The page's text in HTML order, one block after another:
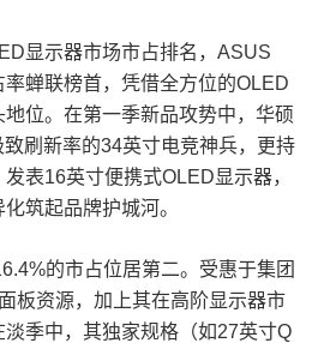
显示器市场市占排名，ASUS
率蝉联榜首，凭借全方位的OLED
位。在第一季新品攻势中，华硕
刷新率的34英寸电竞神兵，更持
表16英寸便携式OLED显示器，
筑起品牌护城河。
的市占位居第二。受惠于集团
板资源，加上其在高阶显示器市
季中，其独家规格（如27英寸Q